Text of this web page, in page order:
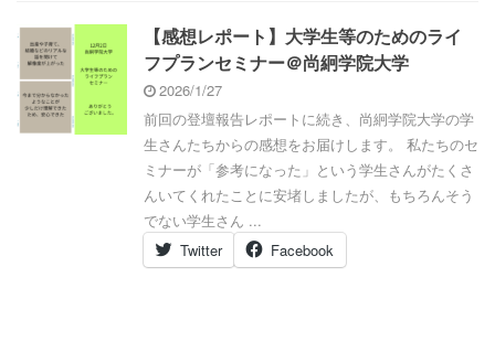
【感想レポート】大学生等のためのライ
フプランセミナー＠尚絅学院大学
2026/1/27
前回の登壇報告レポートに続き、尚絅学院大学の学
生さんたちからの感想をお届けします。 私たちのセ
ミナーが「参考になった」という学生さんがたくさ
んいてくれたことに安堵しましたが、もちろんそう
でない学生さん ...
Twitter
Facebook